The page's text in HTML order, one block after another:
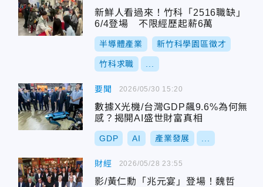
新鮮人看過來！竹科「2516職缺」
6/4登場 不限經歷起薪6萬
半導體產業 新竹科學園區徵才
竹科求職
要聞
數據X光機/台灣GDP飆9.6%為何無
感？揭開AI盛世財富真相
GDP AI 產業發展
2026/05/30 15:20
財經
影/黃仁勳「兆元宴」登場！魏哲
2026/05/28 23:55